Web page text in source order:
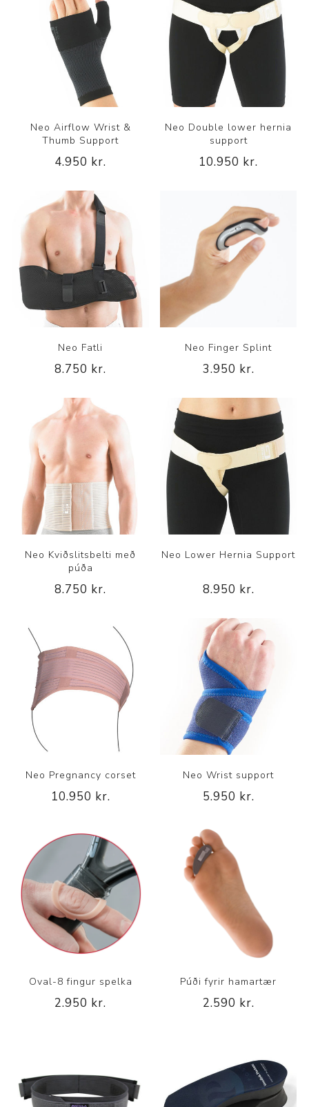
Neo Airflow Wrist &
Thumb Support
4.950 kr.
Neo Double lower hernia
support
10.950 kr.
Neo Fatli
8.750 kr.
Neo Finger Splint
3.950 kr.
Neo Kviðslitsbelti með
púða
8.750 kr.
Neo Lower Hernia Support
8.950 kr.
Neo Pregnancy corset
10.950 kr.
Neo Wrist support
5.950 kr.
Oval-8 fingur spelka
2.950 kr.
Púði fyrir hamartær
2.590 kr.